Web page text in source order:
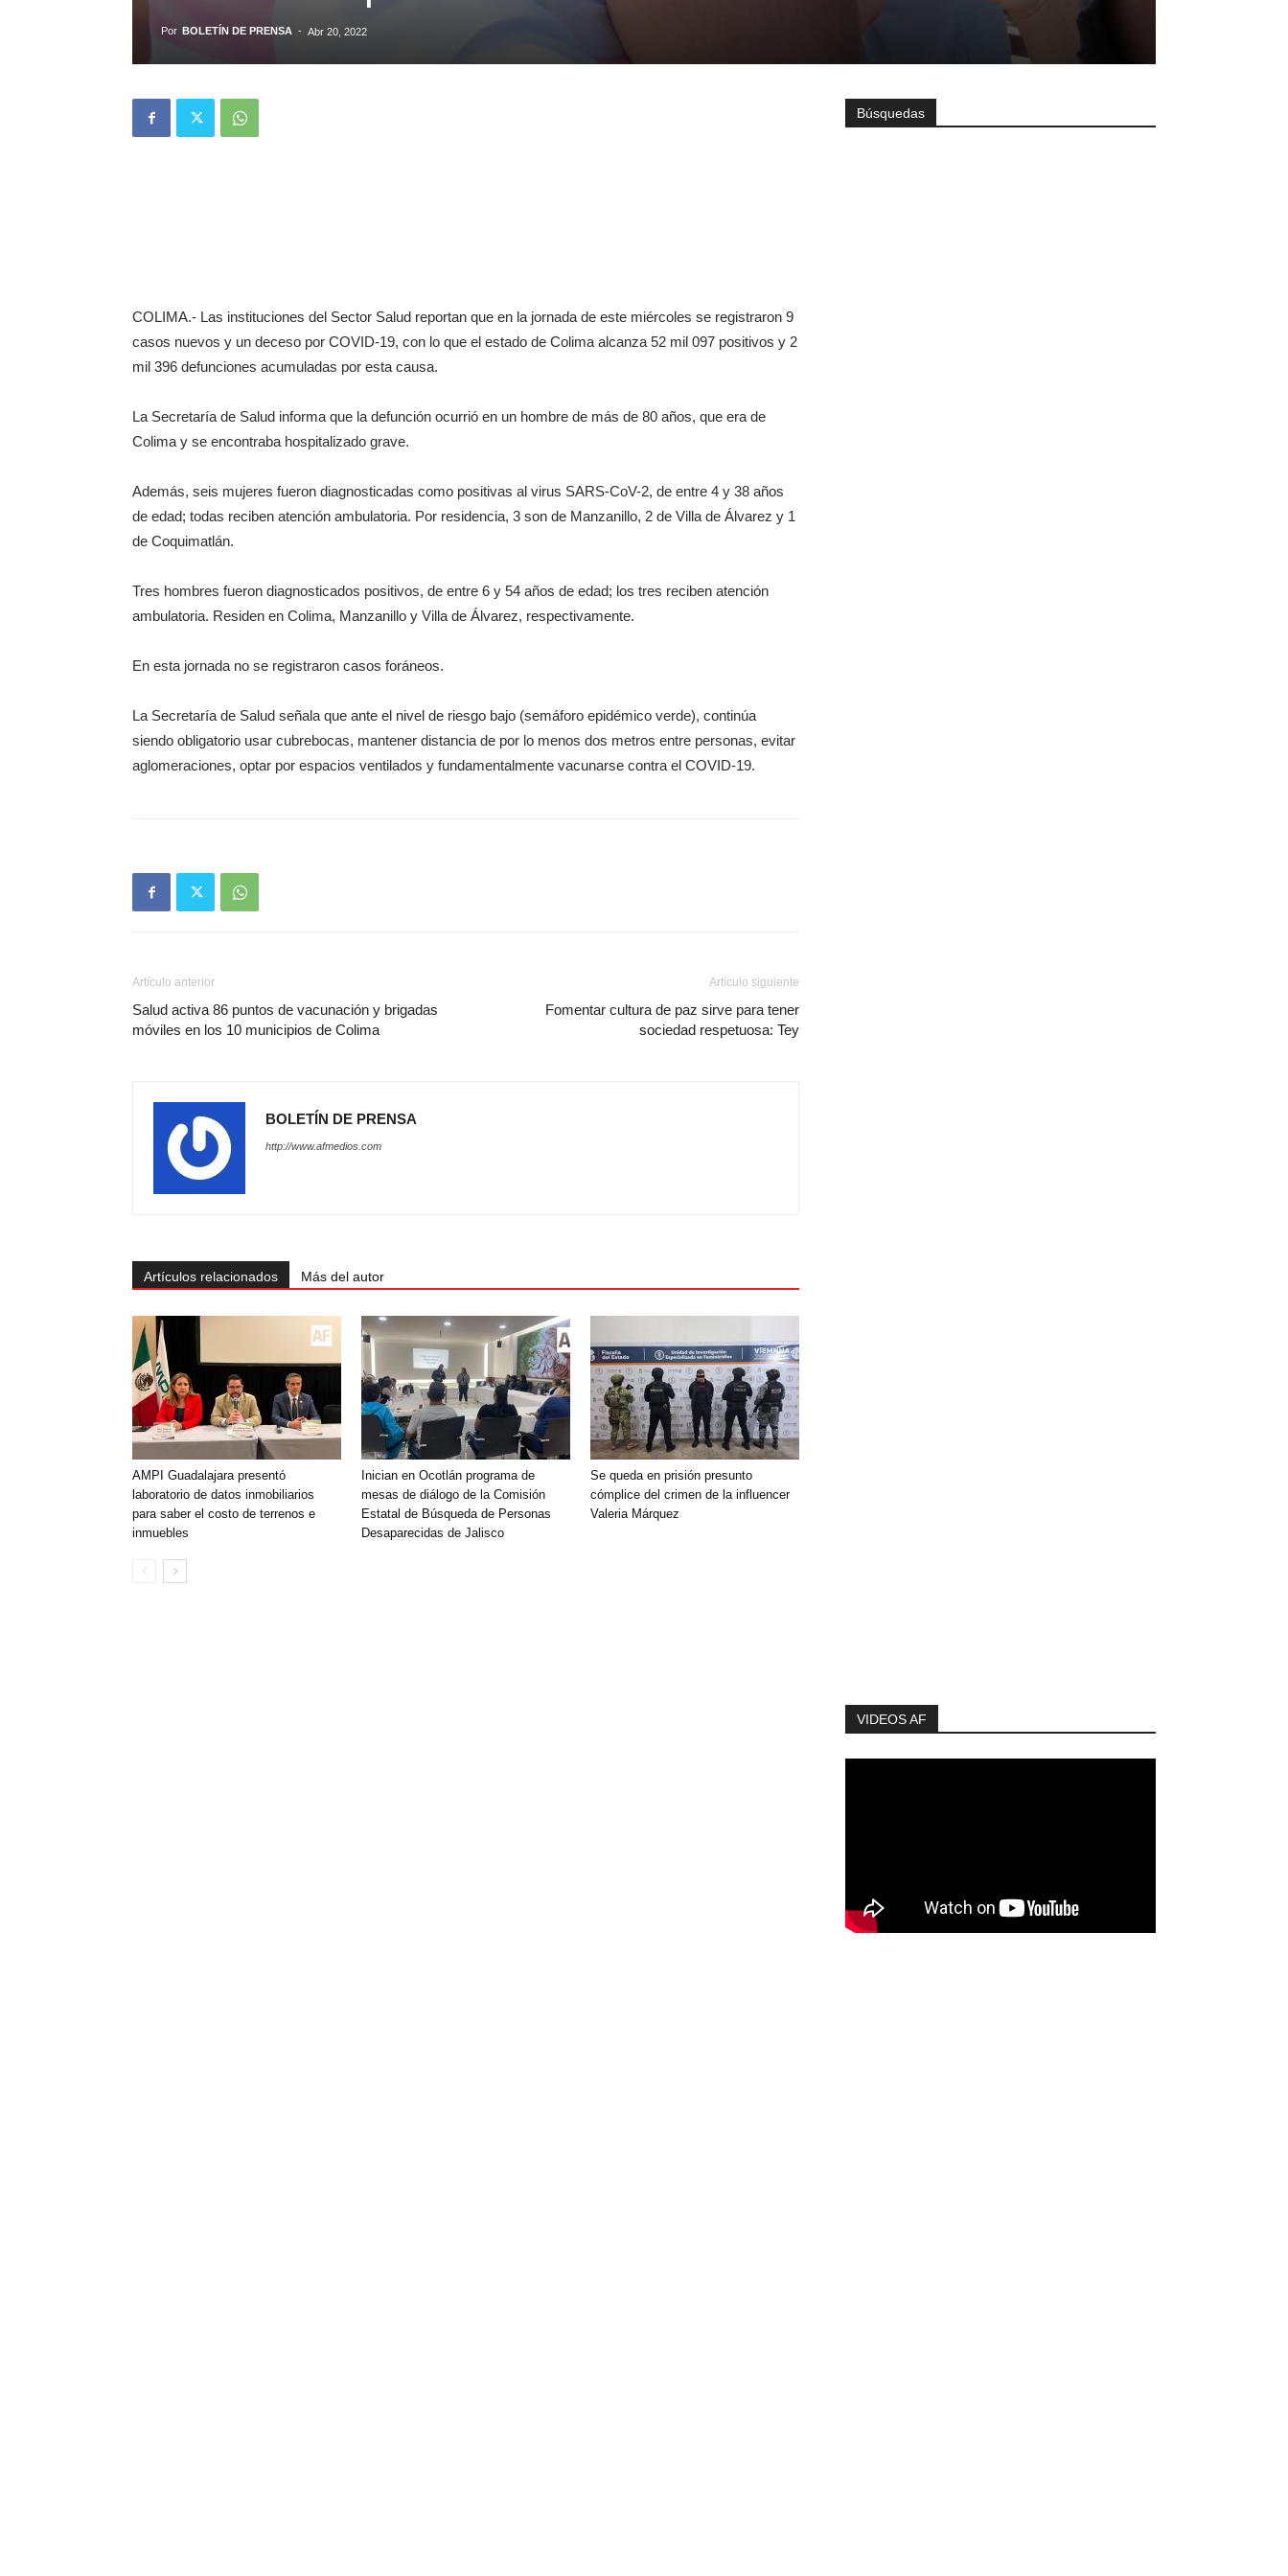
Por BOLETÍN DE PRENSA - Abr 20, 2022
COLIMA.- Las instituciones del Sector Salud reportan que en la jornada de este miércoles se registraron 9
casos nuevos y un deceso por COVID-19, con lo que el estado de Colima alcanza 52 mil 097 positivos y 2
mil 396 defunciones acumuladas por esta causa.
La Secretaría de Salud informa que la defunción ocurrió en un hombre de más de 80 años, que era de
Colima y se encontraba hospitalizado grave.
Además, seis mujeres fueron diagnosticadas como positivas al virus SARS-CoV-2, de entre 4 y 38 años
de edad; todas reciben atención ambulatoria. Por residencia, 3 son de Manzanillo, 2 de Villa de Álvarez y 1
de Coquimatlán.
Tres hombres fueron diagnosticados positivos, de entre 6 y 54 años de edad; los tres reciben atención
ambulatoria. Residen en Colima, Manzanillo y Villa de Álvarez, respectivamente.
En esta jornada no se registraron casos foráneos.
La Secretaría de Salud señala que ante el nivel de riesgo bajo (semáforo epidémico verde), continúa
siendo obligatorio usar cubrebocas, mantener distancia de por lo menos dos metros entre personas, evitar
aglomeraciones, optar por espacios ventilados y fundamentalmente vacunarse contra el COVID-19.
Artículo anterior
Salud activa 86 puntos de vacunación y brigadas
móviles en los 10 municipios de Colima
Artículo siguiente
Fomentar cultura de paz sirve para tener
sociedad respetuosa: Tey
BOLETÍN DE PRENSA
http://www.afmedios.com
Artículos relacionados Más del autor
AMPI Guadalajara presentó
laboratorio de datos inmobiliarios
para saber el costo de terrenos e
inmuebles
Inician en Ocotlán programa de
mesas de diálogo de la Comisión
Estatal de Búsqueda de Personas
Desaparecidas de Jalisco
Se queda en prisión presunto
cómplice del crimen de la influencer
Valeria Márquez
Búsquedas
VIDEOS AF